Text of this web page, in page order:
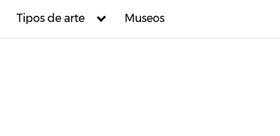
Tipos de arte Museos